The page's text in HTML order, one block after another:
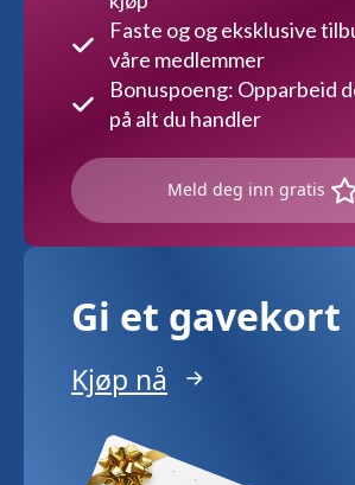
Faste og og eksklusive
våre medlemmer
Bonuspoeng: Opparbeid
på alt du handler
Meld deg inn gratis
Gi et gavekort
Kjøp nå